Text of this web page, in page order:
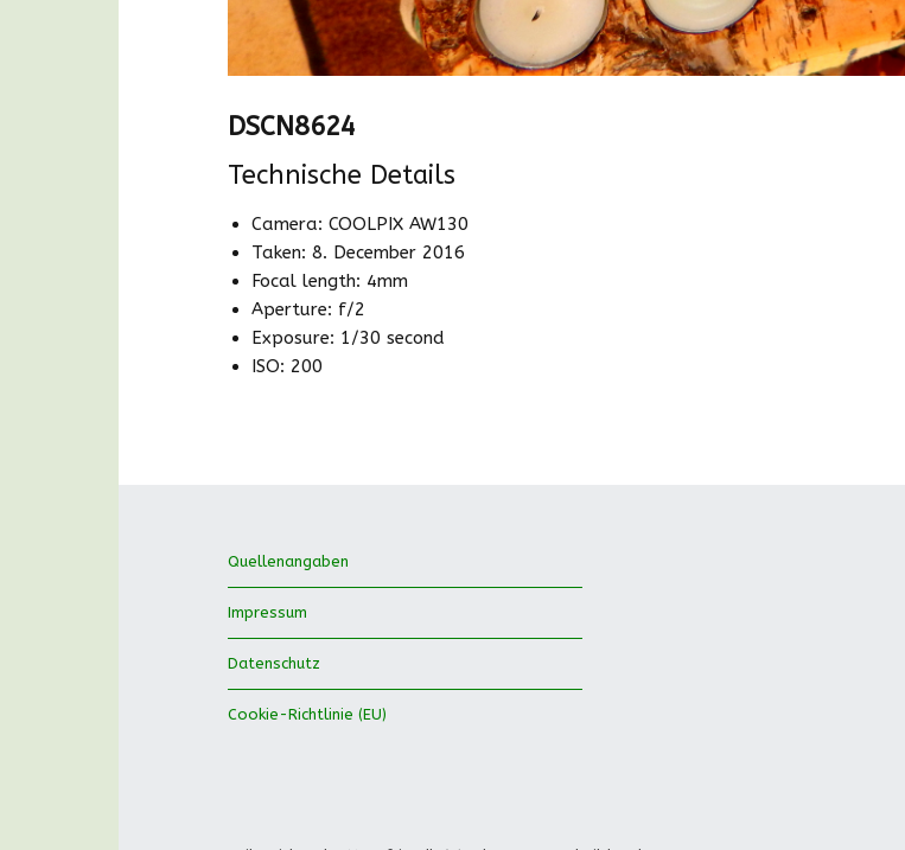
DSCN8624
Technische Details
Camera: COOLPIX AW130
Taken: 8. December 2016
Focal length: 4mm
Aperture: f/2
Exposure: 1/30 second
ISO: 200
Quellenangaben
Impressum
Datenschutz
Cookie-Richtlinie (EU)